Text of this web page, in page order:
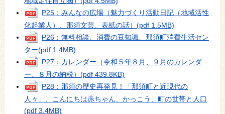
P25：みんなの広場（魅力づくり活動日記（地域活性
化起業人）、那須文芸、表紙の話） (pdf 1.5MB)
P26：無料相談、消費の豆知識、那須町消費生活セン
ター(pdf 1.4MB)
P27：カレンダー（令和５年８月、９月のカレンダ
ー、８月の納税） (pdf 439.8KB)
P28：那須の歴史再発見！「那須町と近現代の
人々」、こんにちは赤ちゃん、かっこう、町の世帯と人口
(pdf 3.4MB)